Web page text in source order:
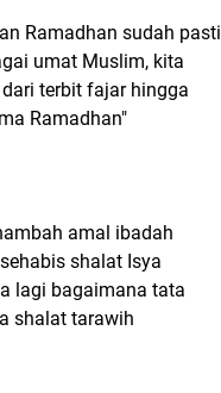
Ramadhan sudah pasti
umat Muslim, kita
terbit fajar hingga
Ramadhan"
amal ibadah
shalat Isya
lagi bagaimana tata
shalat tarawih